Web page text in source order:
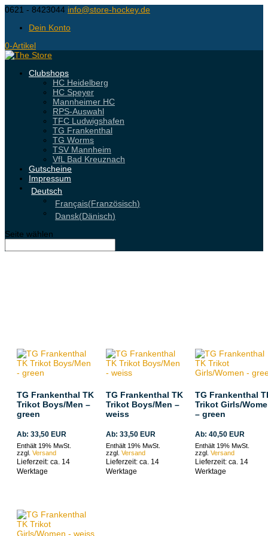
0621 - 8423044 info@store-hockey.de
Dein Konto
0-Artikel
Clubshops
HC Heidelberg
HC Speyer
Mannheimer HC
RPS-Auswahl
TFC Ludwigshafen
TG Frankenthal
TG Worms
TSV Mannheim
VfL Bad Kreuznach
Gutscheine
Impressum
Deutsch
Français(Französisch)
Dansk(Dänisch)
Seite wählen
TG Frankenthal TK
Trikot Boys/Men –
green
Ab: 33,50 EUR
Enthält 19% MwSt.
zzgl. Versand
Lieferzeit: ca. 14
Werktage
TG Frankenthal TK
Trikot Boys/Men –
weiss
Ab:33,50 EUR
Enthält 19% MwSt.
zzgl.Versand
Lieferzeit: ca. 14
Werktage
TG Frankenthal
Trikot Girls/
– green
Ab:40,50 EUR
Enthält 19% MwSt.
zzgl.Versand
Lieferzeit: ca. 14
Werktage